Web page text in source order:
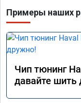
Примеры наших
Чип тюнинг
давайте шить